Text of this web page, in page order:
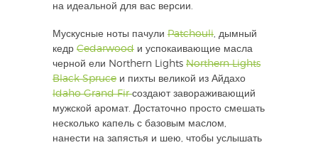
на идеальной для вас версии.
Мускусные ноты пачули Patchouli, дымный
кедр Cedarwood и успокаивающие масла
черной ели Northern Lights Northern Lights
Black Spruce и пихты великой из Айдахо
Idaho Grand Firсоздают завораживающий
мужской аромат. Достаточно просто смешать
несколько капель с базовым маслом,
нанести на запястья и шею, чтобы услышать